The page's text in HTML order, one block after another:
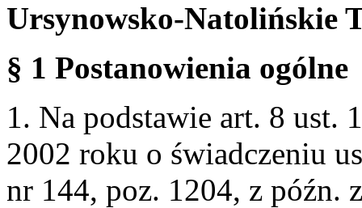
Ursynowsko-Natolińskie
§ 1 Postanowienia ogólne
1. Na podstawie art. 8 ust.
2002 roku o świadczeniu
nr 144, poz. 1204, z późn.